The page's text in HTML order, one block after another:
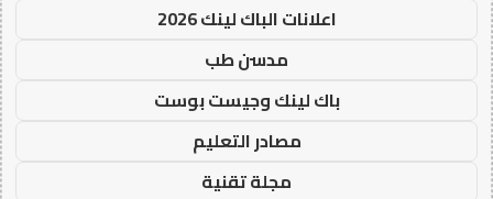
اعلانات الباك لينك 2026
مدسن طب
باك لينك وجيست بوست
مصادر التعليم
مجلة تقنية